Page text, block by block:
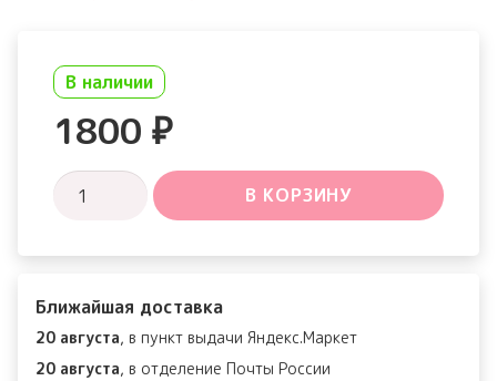
В наличии
1800 ₽
Количество
C
Serum
В КОРЗИНУ
Ближайшая доставка
20 августа, в пункт выдачи Яндекс.Маркет
20 августа, в отделение Почты России